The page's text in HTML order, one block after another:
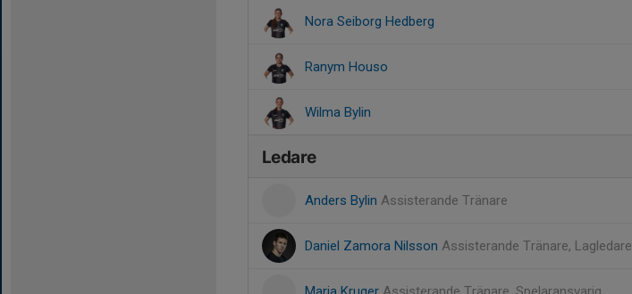
Nora Seiborg Hedberg
Ranym Houso
Wilma Bylin
Ledare
Anders Bylin Assisterande Tränare
Daniel Zamora Nilsson Assisterande Tränare, Lagledare